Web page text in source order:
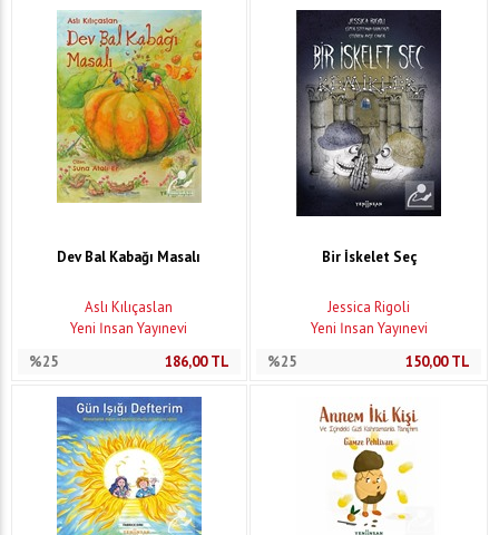
Dev Bal Kabağı Masalı
Aslı Kılıçaslan
Yeni İnsan Yayınevi
%25
186,00TL
Bir İskelet Seç
Jessica Rigoli
Yeni İnsan Yayınevi
%25
150,00TL